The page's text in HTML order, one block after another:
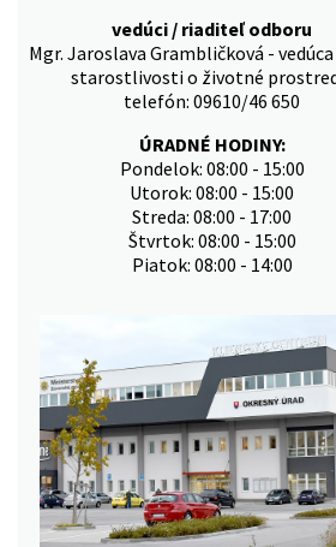
vedúci / riaditeľ odboru
Mgr. Jaroslava Grambličková -
starostlivosti o životné
telefón: 09610/46 650
ÚRADNÉ HODINY:
Pondelok: 08:00 - 15:00
Utorok: 08:00 - 15:00
Streda: 08:00 - 17:00
Štvrtok: 08:00 - 15:00
Piatok: 08:00 - 14:00